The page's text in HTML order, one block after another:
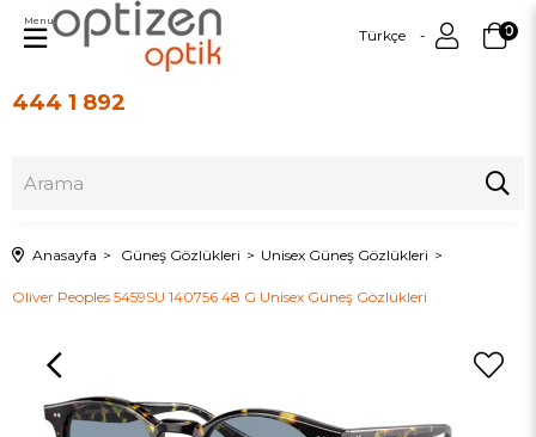
444 1 892
Türkçe 0
Menu
Anasayfa Güneş Gözlükleri Unisex Güneş Gözlükleri
Oliver Peoples 5459SU 140756 48 G Unisex Güneş Gözlükleri